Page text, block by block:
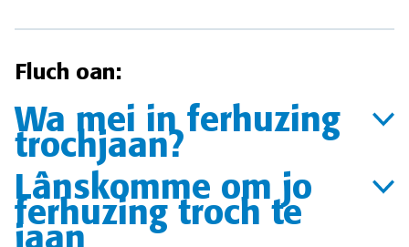
Fluch oan:
Wa mei in ferhuzing
trochjaan?
Lânskomme om jo
ferhuzing troch te
jaan